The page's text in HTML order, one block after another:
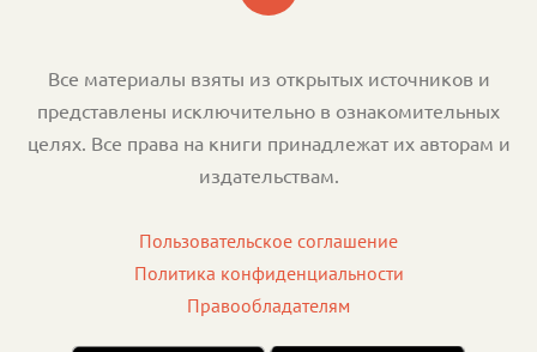
Все материалы взяты из открытых источников и
представлены исключительно в ознакомительных
целях. Все права на книги принадлежат их авторам и
издательствам.
Пользовательское соглашение
Политика конфиденциальности
Правообладателям